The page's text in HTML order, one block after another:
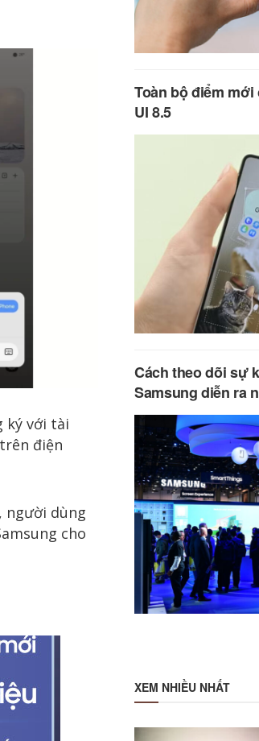
ký với tài
điện
người dùng
cho
Toàn bộ điểm mới
UI 8.5
Cách theo dõi sự
Samsung diễn ra
XEM NHIỀU NHẤT